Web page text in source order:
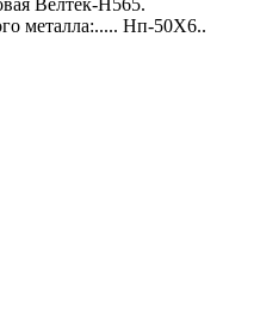
металла:..... Нп-50Х6..